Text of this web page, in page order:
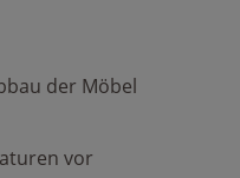
der Möbel
vor